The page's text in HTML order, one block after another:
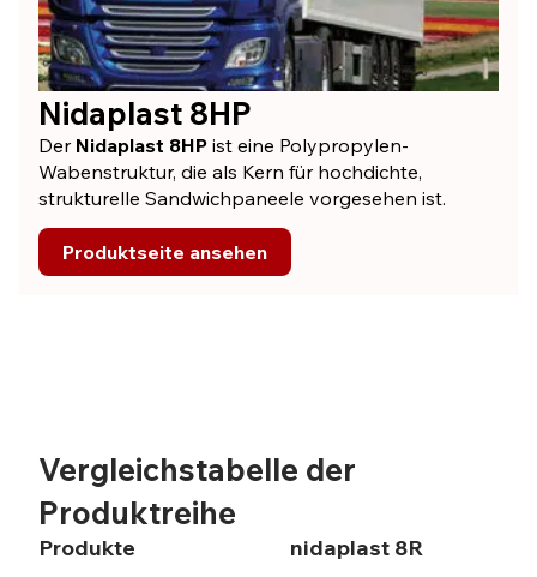
Nidaplast 8HP
Der Nidaplast 8HP ist eine Polypropylen-
Wabenstruktur, die als Kern für hochdichte,
strukturelle Sandwichpaneele vorgesehen ist.
Produktseite ansehen
Vergleichstabelle der
Produktreihe
Produkte
nidaplast 8R